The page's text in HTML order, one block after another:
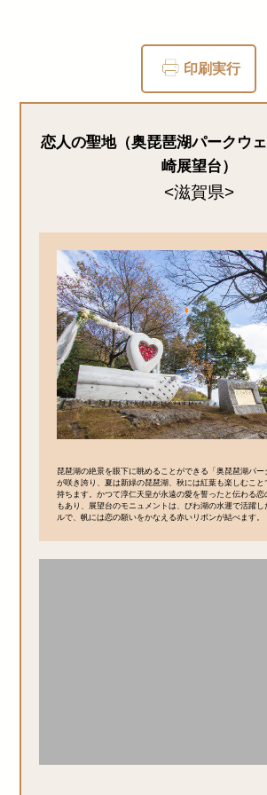
印刷実行
恋人の聖地（奥琵琶湖パークウ
崎展望台）
<滋賀県>
琵琶湖の絶景を眼下に眺めることができる「奥琵琶湖パ
が咲き誇り、夏は新緑の琵琶湖、秋には紅葉も楽しむこと
持ちます。かつて淳仁天皇が永遠の愛を誓ったと伝わる
もあり、展望台のモニュメントは、びわ湖の水運で活躍
ルで、帆には恋の願いをかなえる赤いリボンが結べます。